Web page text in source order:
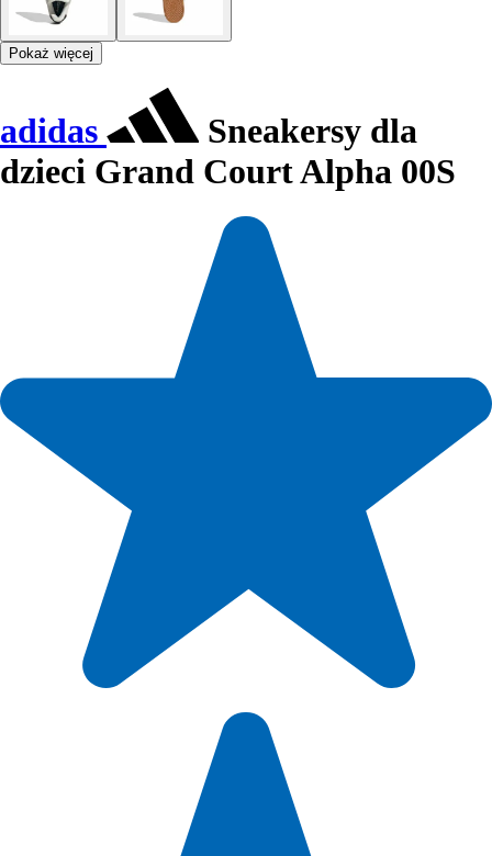
Pokaż więcej
adidas
Sneakersy dla
dzieci Grand Court Alpha 00S